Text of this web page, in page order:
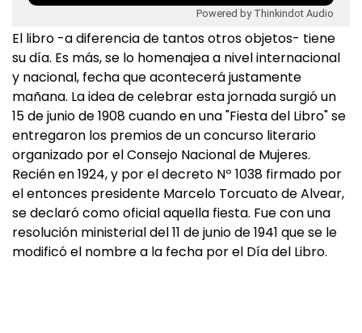
Powered by Thinkindot Audio
El libro -a diferencia de tantos otros objetos- tiene
su día. Es más, se lo homenajea a nivel internacional
y nacional, fecha que acontecerá justamente
mañana. La idea de celebrar esta jornada surgió un
15 de junio de 1908 cuando en una "Fiesta del Libro" se
entregaron los premios de un concurso literario
organizado por el Consejo Nacional de Mujeres.
Recién en 1924, y por el decreto Nº 1038 firmado por
el entonces presidente Marcelo Torcuato de Alvear,
se declaró como oficial aquella fiesta. Fue con una
resolución ministerial del 11 de junio de 1941 que se le
modificó el nombre a la fecha por el Día del Libro.